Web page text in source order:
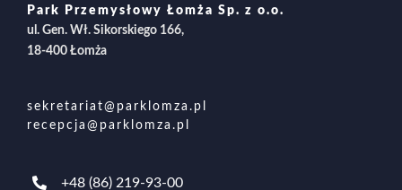
Park Przemysłowy Łomża Sp. z o.o.
ul. Gen. Wł. Sikorskiego 166,
18-400 Łomża
sekretariat@parklomza.pl
recepcja@parklomza.pl
+48 (86) 219-93-00